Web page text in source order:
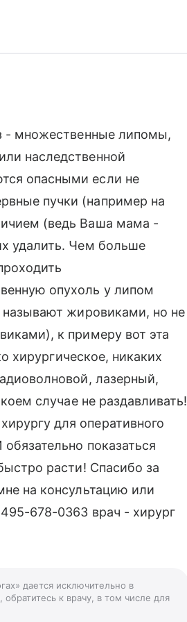
- множественные липомы,
наследственной
опасными если не
пучки (например на
(ведь Ваша мама -
удалить. Чем больше
опухоль у липом
называют жировиками, но не
к примеру вот эта
никаких
лазерный,
случае не раздавливать!
для оперативного
показаться
расти! Спасибо за
на консультацию или
678-0363 врач - хирург
дается исключительно в
к врачу, в том числе для